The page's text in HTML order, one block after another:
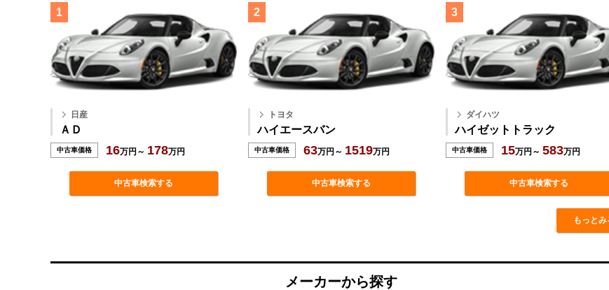
1
日産
ＡＤ
中古車価格 16万円～ 178万円
中古車検索する
2
トヨタ
ハイエースバン
中古車価格 63万円～ 1519万円
中古車検索する
3
ダイハツ
ハイゼットトラック
中古車価格 15万円～ 583万円
中古車検索する
もっとみ
メーカーから探す